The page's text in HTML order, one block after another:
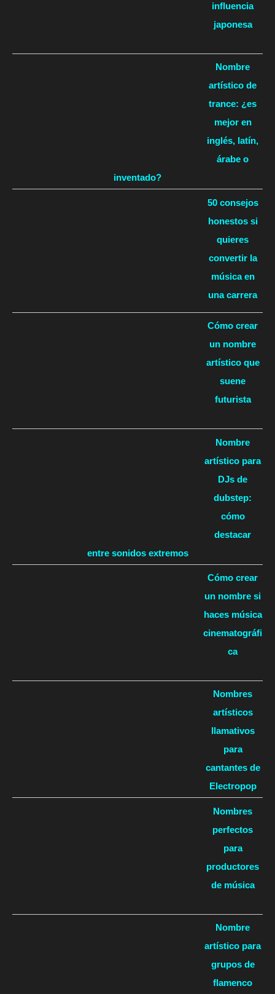
influencia
japonesa
Nombre
artístico de
trance: ¿es
mejor en
inglés, latín,
árabe o
inventado?
50 consejos
honestos si
quieres
convertir la
música en
una carrera
Cómo crear
un nombre
artístico que
suene
futurista
Nombre
artístico para
DJs de
dubstep:
cómo
destacar
entre sonidos extremos
Cómo crear
un nombre si
haces música
cinematográfi
ca
Nombres
artísticos
llamativos
para
cantantes de
Electropop
Nombres
perfectos
para
productores
de música
Nombre
artístico para
grupos de
flamenco